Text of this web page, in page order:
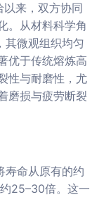
来，双方协同
。从材料科学角
其微观组织均匀
优于传统熔炼高
性与耐磨性，尤
磨损与疲劳断裂
寿命从原有的约
25–30倍。这一